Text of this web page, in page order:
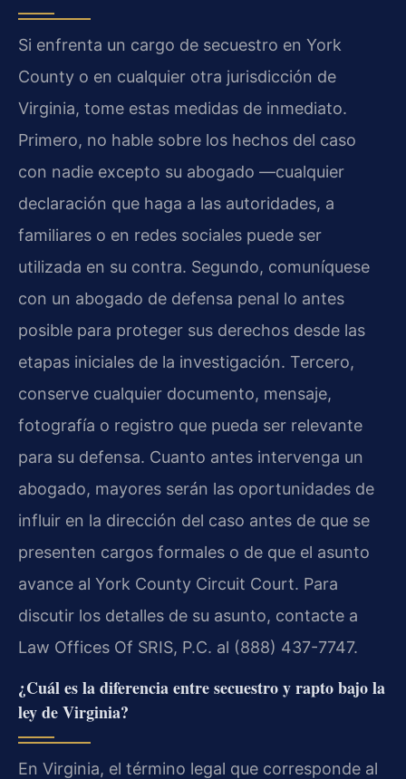
Si enfrenta un cargo de secuestro en York
County o en cualquier otra jurisdicción de
Virginia, tome estas medidas de inmediato.
Primero, no hable sobre los hechos del caso
con nadie excepto su abogado —cualquier
declaración que haga a las autoridades, a
familiares o en redes sociales puede ser
utilizada en su contra. Segundo, comuníquese
con un abogado de defensa penal lo antes
posible para proteger sus derechos desde las
etapas iniciales de la investigación. Tercero,
conserve cualquier documento, mensaje,
fotografía o registro que pueda ser relevante
para su defensa. Cuanto antes intervenga un
abogado, mayores serán las oportunidades de
influir en la dirección del caso antes de que se
presenten cargos formales o de que el asunto
avance al York County Circuit Court. Para
discutir los detalles de su asunto, contacte a
Law Offices Of SRIS, P.C. al (888) 437-7747.
¿Cuál es la diferencia entre secuestro y rapto bajo la
ley de Virginia?
En Virginia, el término legal que corresponde al